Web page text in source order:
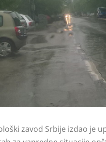
zavod Srbije izdao je